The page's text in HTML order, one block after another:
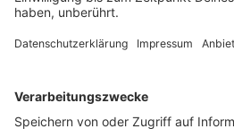
So berichtet die Stadt
Auch der Rheinufertunnel ist in